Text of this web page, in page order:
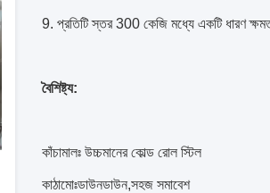
9. প্রতিটি স্তর 300 কেজি মধ্যে একটি ধারণ
বৈশিষ্ট্য:
কাঁচামালঃ উচ্চমানের কোল্ড রোল স্টিল
কাঠামোঃডাউনডাউন,সহজ সমাবেশ